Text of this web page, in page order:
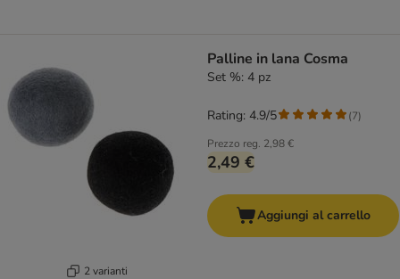
2 varianti
Palline in lana Cosma
Set %: 4 pz
Prezzo reg. 2,98 €
2,49 €
Rating: 4.9/5 (7)
Aggiungi al carrello